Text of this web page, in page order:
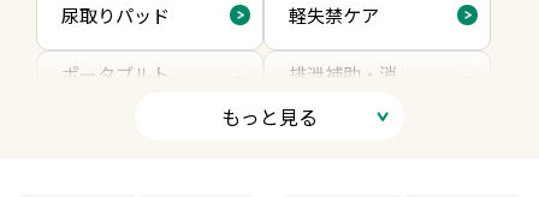
尿取りパッド 軽失禁ケア
ポータブルト
排泄補助・消
もっと見る